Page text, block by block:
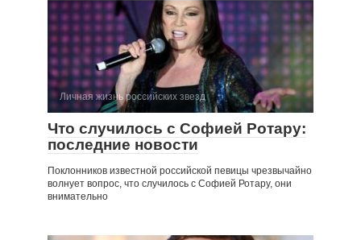
Личная жизнь российских звезд
Что случилось с Софией Ротару:
последние новости
Поклонников известной российской певицы чрезвычайно
волнует вопрос, что случилось с Софией Ротару, они
внимательно